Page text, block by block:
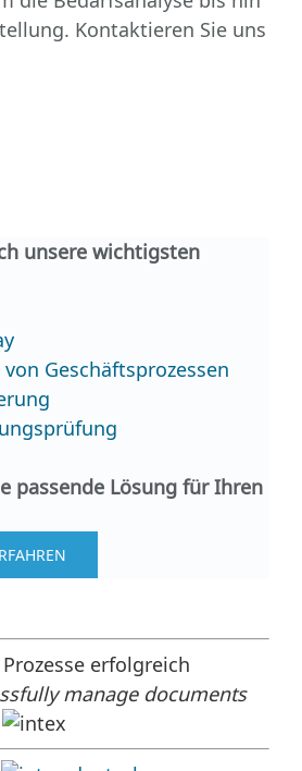
Kontaktieren Sie uns
unsere wichtigsten
Geschäftsprozessen
passende Lösung für Ihren
erfolgreich
manage documents